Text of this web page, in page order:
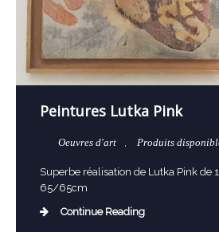
Peintures Lutka Pink
Oeuvres d'art , Produits
Superbe réalisation de Lutka Pink de
65/65cm
Continue Reading